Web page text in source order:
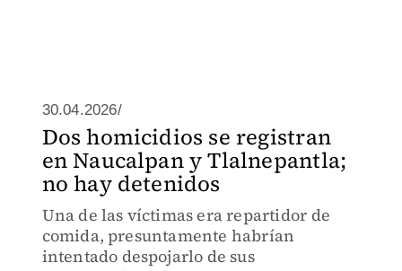
30.04.2026/
Dos homicidios se registran
en Naucalpan y Tlalnepantla;
no hay detenidos
Una de las víctimas era repartidor de
comida, presuntamente habrían
intentado despojarlo de sus